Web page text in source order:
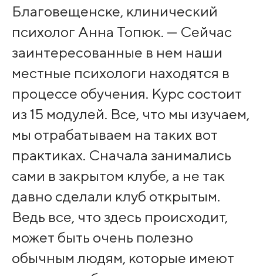
Благовещенске, клинический
психолог Анна Топюк. — Сейчас
заинтересованные в нем наши
местные психологи находятся в
процессе обучения. Курс состоит
из 15 модулей. Все, что мы изучаем,
мы отрабатываем на таких вот
практиках. Сначала занимались
сами в закрытом клубе, а не так
давно сделали клуб открытым.
Ведь все, что здесь происходит,
может быть очень полезно
обычным людям, которые имеют